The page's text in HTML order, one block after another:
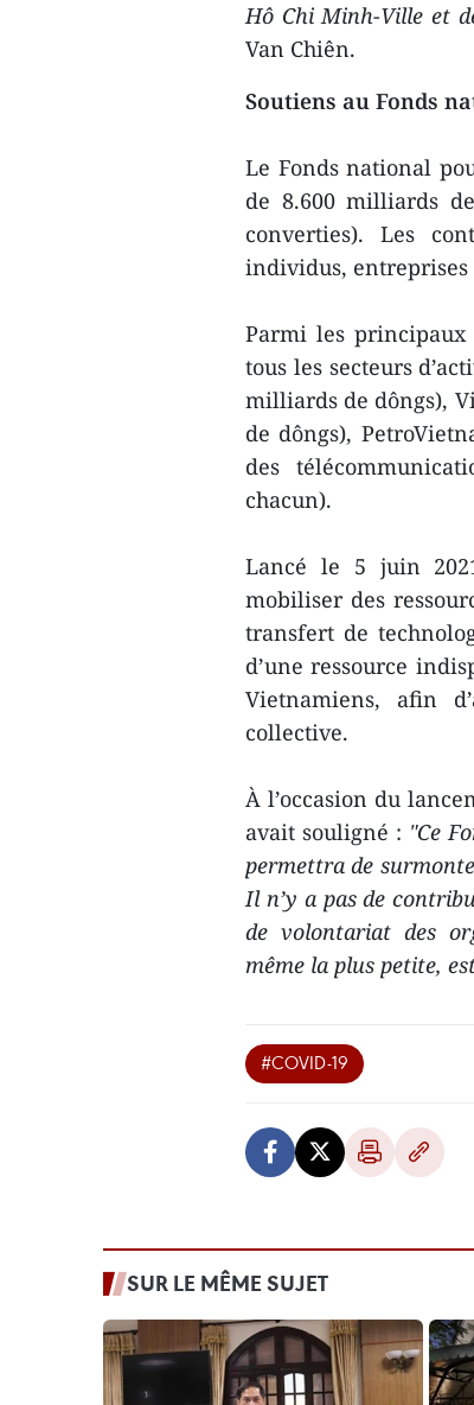
Hô Chi Minh-Ville et
Van Chiên.
Soutiens au Fonds
Le Fonds national
de 8.600 milliards
converties). Les
individus, entreprises
Parmi les
tous les secteurs
milliards de dôngs),
de dôngs),
des
chacun).
Lancé le 5 juin
mobiliser des
transfert de
d’une ressource
Vietnamiens, afin
collective.
À l’occasion du
avait souligné : "Ce
permettra de
Il n’y a pas de
de volontariat des
même la plus petite,
#COVID-19
SUR LE MÊME SUJET